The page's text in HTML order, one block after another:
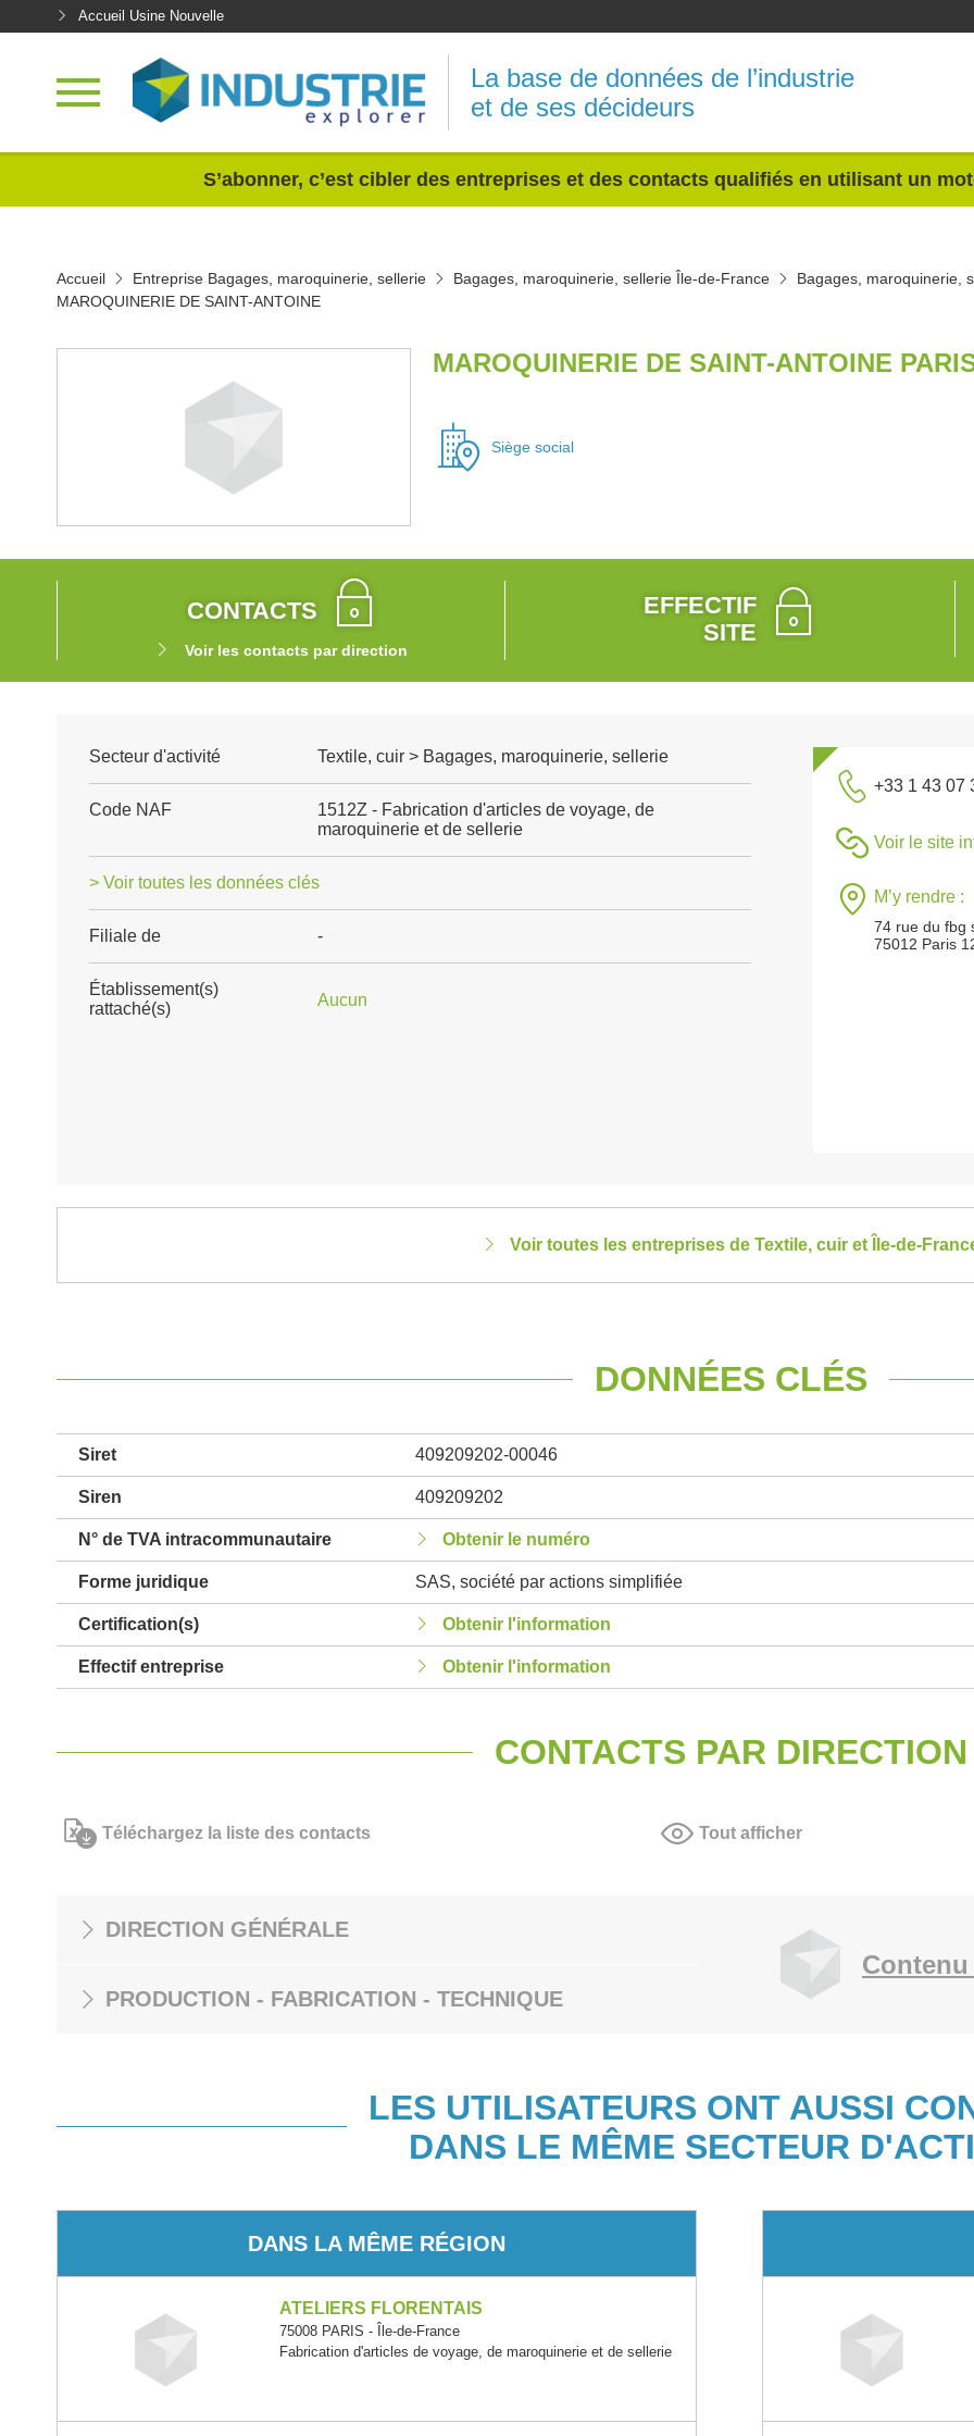
Accueil Usine Nouvelle
La base de données de l’industrie
et de ses décideurs
S’abonner, c’est cibler des entreprises et des contacts qualifiés en utilisant un
Accueil Entreprise Bagages, maroquinerie, sellerie Bagages, maroquinerie, sellerie Île-de-France
Bagages, maroquinerie,
MAROQUINERIE DE SAINT-ANTOINE
MAROQUINERIE DE SAINT-ANTOINE
Siège social
CONTACTS
Voir les contacts par direction
EFFECTIF
SITE
Secteur d'activité Textile, cuir > Bagages, maroquinerie, sellerie
Code NAF
1512Z - Fabrication d'articles de voyage, de
maroquinerie et de sellerie
> Voir toutes les données clés
Filiale de -
Établissement(s)
rattaché(s)
Aucun
+33 1 43 07
Voir le site
M’y rendre :
74 rue du fbg
75012 Paris
Voir toutes les entreprises de Textile, cuir et Île-de-
DONNÉES CLÉS
Siret 409209202-00046
Siren 409209202
N° de TVA intracommunautaire Obtenir le numéro
Forme juridique SAS, société par actions simplifiée
Certification(s) Obtenir l'information
Effectif entreprise Obtenir l'information
CONTACTS PAR DIRECTION
Téléchargez la liste des contacts Tout afficher
DIRECTION GÉNÉRALE
PRODUCTION - FABRICATION - TECHNIQUE
LES UTILISATEURS ONT AUSSI
DANS LE MÊME SECTEUR
DANS LA MÊME RÉGION
ATELIERS FLORENTAIS
75008 PARIS - Île-de-France
Fabrication d'articles de voyage, de maroquinerie et de sellerie